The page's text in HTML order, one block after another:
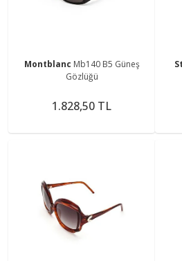
Montblanc Mb140 B5 Güneş
Gözlüğü
1.828,50 TL